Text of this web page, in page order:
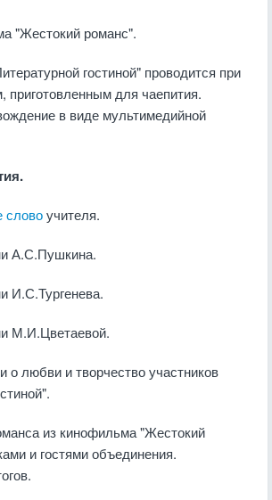
"Жестокий романс".
гостиной" проводится при
приготовленным для чаепития.
в виде мультимедийной
словоучителя.
А.С.Пушкина.
И.С.Тургенева.
М.И.Цветаевой.
любви и творчество участников
из кинофильма "Жестокий
и гостями объединения.